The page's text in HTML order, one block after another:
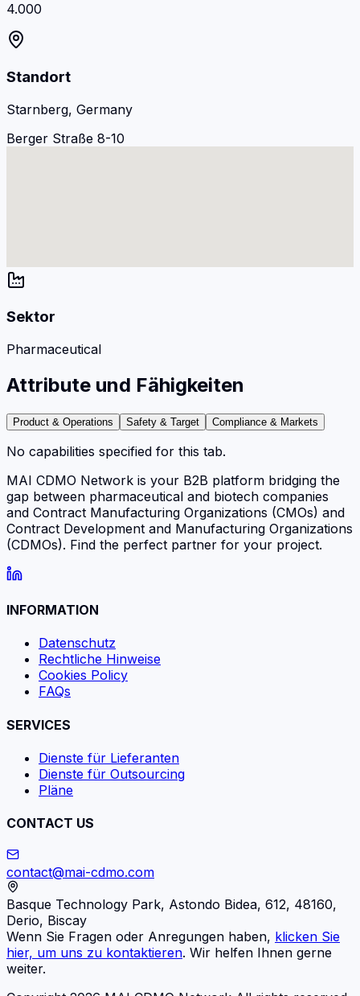
4.000
Standort
Starnberg, Germany
Berger Straße 8-10
Sektor
Pharmaceutical
Attribute und Fähigkeiten
Product & Operations Safety & Target Compliance & Markets
No capabilities specified for this tab.
MAI CDMO Network is your B2B platform bridging the
gap between pharmaceutical and biotech companies
and Contract Manufacturing Organizations (CMOs) and
Contract Development and Manufacturing Organizations
(CDMOs). Find the perfect partner for your project.
INFORMATION
Datenschutz
Rechtliche Hinweise
Cookies Policy
FAQs
SERVICES
Dienste für Lieferanten
Dienste für Outsourcing
Pläne
CONTACT US
contact@mai-cdmo.com
Basque Technology Park, Astondo Bidea, 612, 48160,
Derio, Biscay
Wenn Sie Fragen oder Anregungen haben, klicken Sie
hier, um uns zu kontaktieren. Wir helfen Ihnen gerne
weiter.